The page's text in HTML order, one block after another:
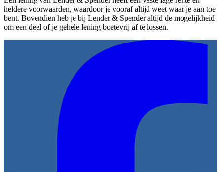
heldere voorwaarden, waardoor je vooraf altijd weet waar je aan toe
bent. Bovendien heb je bij Lender & Spender altijd de mogelijkheid
om een deel of je gehele lening boetevrij af te lossen.